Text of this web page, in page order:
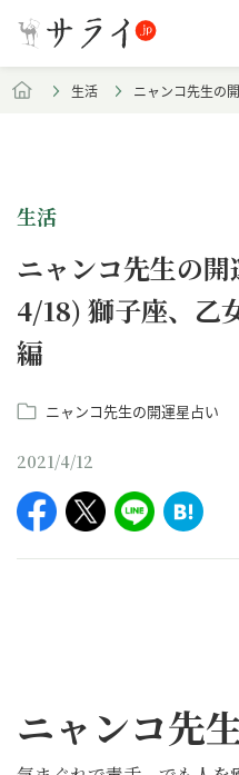
生活 ニャンコ先生の
生活
ニャンコ先生の
4/18) 獅子座、乙
編
ニャンコ先生の開運星占い
2021/4/12
ニャンコ先